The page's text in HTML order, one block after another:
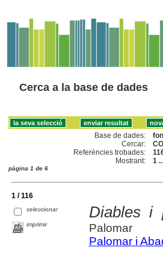
Cerca a la base de dades
Base de dades:
Cercar:
Referències trobades:
Mostrant:
1
pàgina 1 de 6
1 / 116
seleccionar
imprimir
Diables i
Palomar
Palomar i